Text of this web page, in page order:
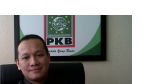
akhirnya terpaksa ortu nya pinjam
agar anaknya bisa ikut ujian.
punya ayah, ibunya saudara saya,
rumah tangga. Tolong dibantu mas,
Perihal adanya